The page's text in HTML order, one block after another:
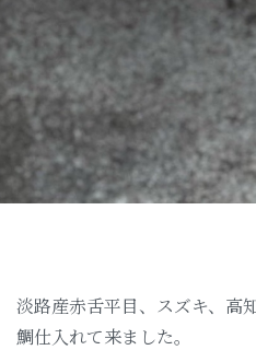
淡路産赤舌平目、スズキ、高
鯛仕入れて来ました。